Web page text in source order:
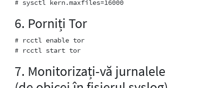
6. Porniți Tor
# rcctl enable tor
7. Monitorizați-vă jurnalele